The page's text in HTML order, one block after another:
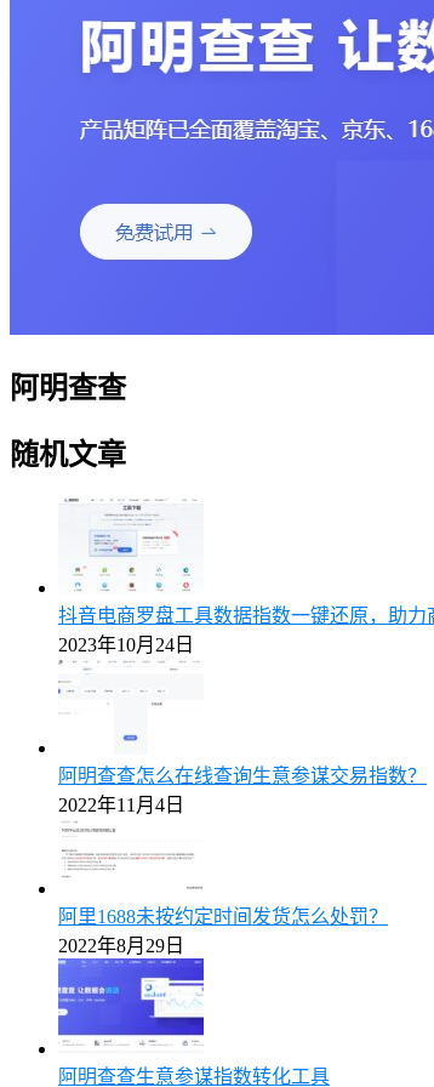
阿明查查
随机文章
抖音电商罗盘工具数据指数一键还原，助力
2023年10月24日
阿明查查怎么在线查询生意参谋交易指数？
2022年11月4日
阿里1688未按约定时间发货怎么处罚？
2022年8月29日
阿明查查生意参谋指数转化工具